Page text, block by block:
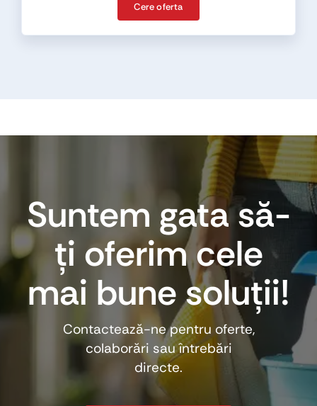
Cere oferta
Suntem gata să-
ți oferim cele
mai bune soluții!
Contactează-ne pentru oferte,
colaborări sau întrebări
directe.